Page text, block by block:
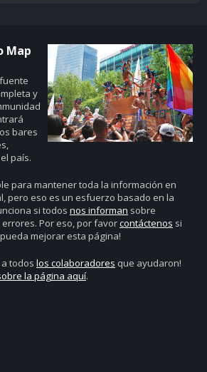
Map
y
bares
país.
para mantener toda la información en
pero eso es un esfuerzo basado en la
si todos nos informan sobre
Por eso, por favorcontáctenos si
mejorar esta página!
todos los colaboradores que ayudaron!
la página aquí.